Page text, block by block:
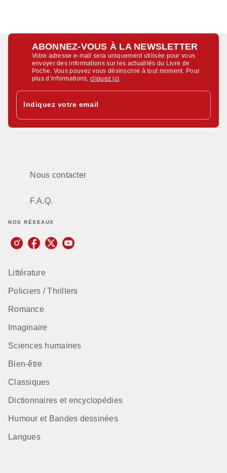
ABONNEZ-VOUS À LA NEWSLETTER
Votre adresse e-mail sera uniquement utilisée pour vous
envoyer des informations sur les actualités du Livre de
Poche. Vous pouvez vous désinscrire à tout moment. Pour
plus d’informations,cliquez ici.
Indiquez votre email
Nous contacter
F.A.Q.
NOS RÉSEAUX
Littérature
Policiers / Thrillers
Romance
Imaginaire
Sciences humaines
Bien-être
Classiques
Dictionnaires et encyclopédies
Humour et Bandes dessinées
Langues